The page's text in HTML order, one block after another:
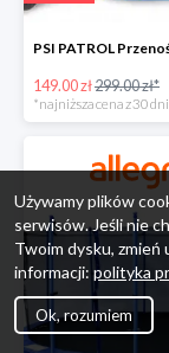
149.00 zł299.00 zł*
Używamy plików
serwisów. Jeśli nie
Twoim dysku,
informacji: polityka
Ok, rozumiem